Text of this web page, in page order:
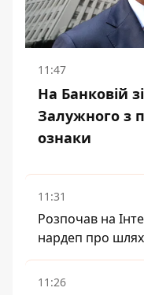
11:47
На Банковій
Залужного з
ознаки
11:31
Розпочав на
нардеп про
11:26